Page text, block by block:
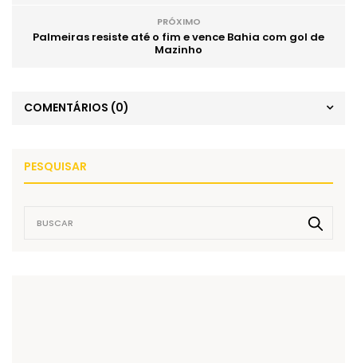
PRÓXIMO
Palmeiras resiste até o fim e vence Bahia com gol de
Mazinho
COMENTÁRIOS (0)
PESQUISAR